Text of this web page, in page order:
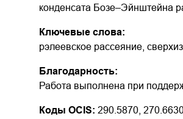
конденсата Бозе–Эйнштейна
Ключевые слова:
рэлеевское рассеяние,
Благодарность:
Работа выполнена при
Коды OCIS: 290.5870,